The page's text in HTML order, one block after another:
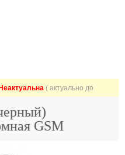
Неактуальна ( актуально до
GSM